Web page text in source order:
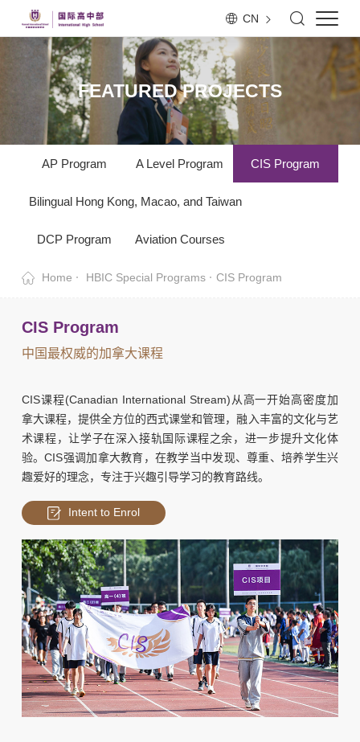
CN
FEATURED PROJECTS
AP Program A Level Program CIS Program
Bilingual Hong Kong, Macao, and Taiwan
DCP Program Aviation Courses
Home HBIC Special Programs CIS Program
CIS Program
中国最权威的加拿大课程
CIS课程(Canadian International Stream) 从高一开始高密度加
拿大课程，提供全方位的西式课堂和管理，融入丰富的文化与艺
术课程，让学子在深入接轨国际课程之余，进一步提升文化体
验。CIS强调加拿大教育，在教学当中发现、尊重、培养学生兴
趣爱好的理念，专注于兴趣引导学习的教育路线。
Intent to Enrol